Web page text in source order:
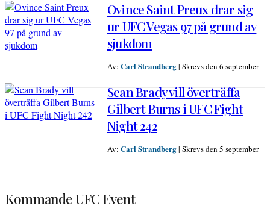
Ovince Saint Preux drar sig
ur UFC Vegas 97 på grund av
sjukdom
Av: Carl Strandberg| Skrevs den 6 september
Sean Brady vill överträffa
Gilbert Burns i UFC Fight
Night 242
Av: Carl Strandberg| Skrevs den 5 september
Kommande UFC Event